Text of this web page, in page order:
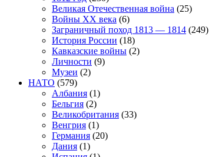
Великая Отечественная война (25)
Войны XX века (6)
Заграничный поход 1813 — 1814 (249)
История России (18)
Кавказские войны (2)
Личности (9)
Музеи (2)
НАТО (579)
Албания (1)
Бельгия (2)
Великобритания (33)
Венгрия (1)
Германия (20)
Дания (1)